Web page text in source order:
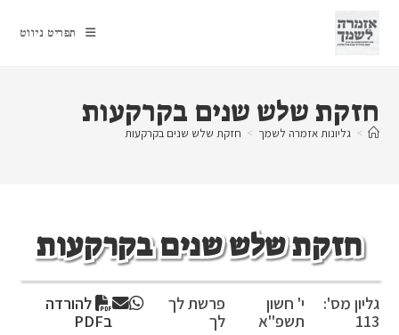
content
תפריט ניווט
חזקת שלש שנים בקרקעות
> גליונות אזמרה לשמך > חזקת שלש שנים בקרקעות
חזקת שלש שנים בקרקעות
גליון מס':
113
י' חשון
תשפ"א
פרשת לך
לך
להורדה
בPDF